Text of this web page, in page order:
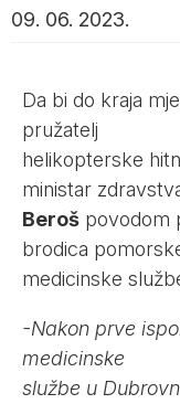
09. 06. 2023.
Da bi do kraja
pružatelj
helikopterske
ministar
Beroš povodom
brodica
medicinske
-Nakon prve
medicinske
službe u